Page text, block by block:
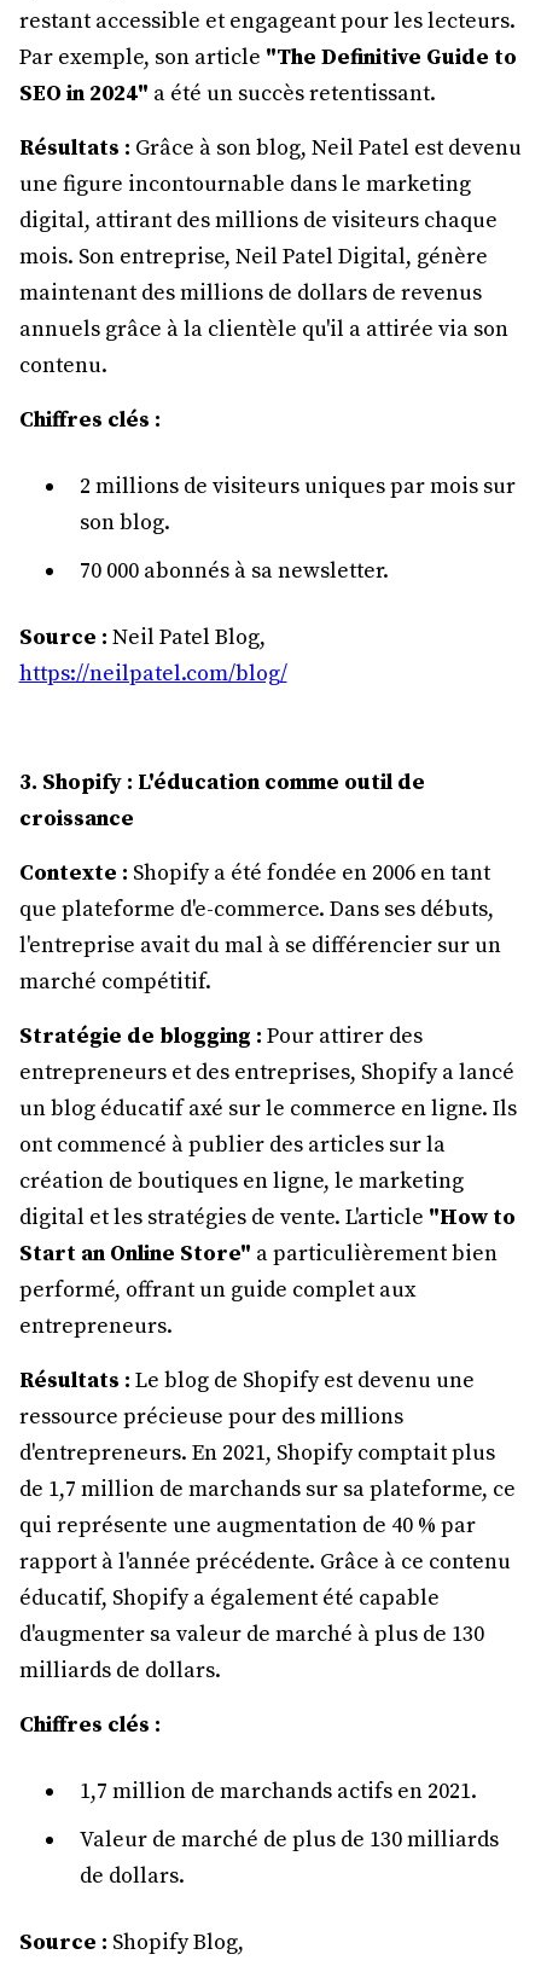
restant accessible et engageant pour les lecteurs.
Par exemple, son article "The Definitive Guide to
SEO in 2024" a été un succès retentissant.
Résultats : Grâce à son blog, Neil Patel est devenu
une figure incontournable dans le marketing
digital, attirant des millions de visiteurs chaque
mois. Son entreprise, Neil Patel Digital, génère
maintenant des millions de dollars de revenus
annuels grâce à la clientèle qu'il a attirée via son
contenu.
Chiffres clés :
2 millions de visiteurs uniques par mois sur
son blog.
70 000 abonnés à sa newsletter.
Source : Neil Patel Blog,
https://neilpatel.com/blog/
3. Shopify : L'éducation comme outil de
croissance
Contexte : Shopify a été fondée en 2006 en tant
que plateforme d'e-commerce. Dans ses débuts,
l'entreprise avait du mal à se différencier sur un
marché compétitif.
Stratégie de blogging : Pour attirer des
entrepreneurs et des entreprises, Shopify a lancé
un blog éducatif axé sur le commerce en ligne. Ils
ont commencé à publier des articles sur la
création de boutiques en ligne, le marketing
digital et les stratégies de vente. L'article "How to
Start an Online Store" a particulièrement bien
performé, offrant un guide complet aux
entrepreneurs.
Résultats : Le blog de Shopify est devenu une
ressource précieuse pour des millions
d'entrepreneurs. En 2021, Shopify comptait plus
de 1,7 million de marchands sur sa plateforme, ce
qui représente une augmentation de 40 % par
rapport à l'année précédente. Grâce à ce contenu
éducatif, Shopify a également été capable
d'augmenter sa valeur de marché à plus de 130
milliards de dollars.
Chiffres clés :
1,7 million de marchands actifs en 2021.
Valeur de marché de plus de 130 milliards
de dollars.
Source : Shopify Blog,